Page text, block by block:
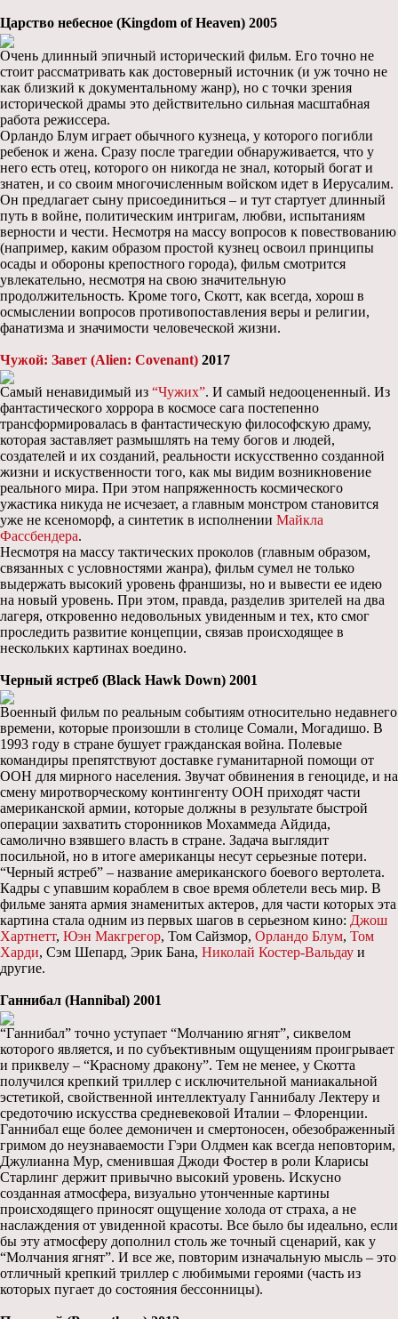
Царство небесное (Kingdom of Heaven) 2005
Очень длинный эпичный исторический фильм. Его точно не
стоит рассматривать как достоверный источник (и уж точно не
как близкий к документальному жанр), но с точки зрения
исторической драмы это действительно сильная масштабная
работа режиссера.
Орландо Блум играет обычного кузнеца, у которого погибли
ребенок и жена. Сразу после трагедии обнаруживается, что у
него есть отец, которого он никогда не знал, который богат и
знатен, и со своим многочисленным войском идет в Иерусалим.
Он предлагает сыну присоединиться – и тут стартует длинный
путь в войне, политическим интригам, любви, испытаниям
верности и чести. Несмотря на массу вопросов к повествованию
(например, каким образом простой кузнец освоил принципы
осады и обороны крепостного города), фильм смотрится
увлекательно, несмотря на свою значительную
продолжительность. Кроме того, Скотт, как всегда, хорош в
осмыслении вопросов противопоставления веры и религии,
фанатизма и значимости человеческой жизни.
Чужой: Завет (Alien: Covenant) 2017
Самый ненавидимый из “Чужих”. И самый недооцененный. Из
фантастического хоррора в космосе сага постепенно
трансформировалась в фантастическую философскую драму,
которая заставляет размышлять на тему богов и людей,
создателей и их созданий, реальности искусственно созданной
жизни и искуственности того, как мы видим возникновение
реального мира. При этом напряженность космического
ужастика никуда не исчезает, а главным монстром становится
уже не ксеноморф, а синтетик в исполнении Майкла
Фассбендера.
Несмотря на массу тактических проколов (главным образом,
связанных с условностями жанра), фильм сумел не только
выдержать высокий уровень франшизы, но и вывести ее идею
на новый уровень. При этом, правда, разделив зрителей на два
лагеря, откровенно недовольных увиденным и тех, кто смог
проследить развитие концепции, связав происходящее в
нескольких картинах воедино.
Черный ястреб (Black Hawk Down) 2001
Военный фильм по реальным событиям относительно недавнего
времени, которые произошли в столице Сомали, Могадишо. В
1993 году в стране бушует гражданская война. Полевые
командиры препятствуют доставке гуманитарной помощи от
ООН для мирного населения. Звучат обвинения в геноциде, и на
смену миротворческому контингенту ООН приходят части
американской армии, которые должны в результате быстрой
операции захватить сторонников Мохаммеда Айдида,
самолично взявшего власть в стране. Задача выглядит
посильной, но в итоге американцы несут серьезные потери.
“Черный ястреб” – название американского боевого вертолета.
Кадры с упавшим кораблем в свое время облетели весь мир. В
фильме занята армия знаменитых актеров, для части которых эта
картина стала одним из первых шагов в серьезном кино: Джош
Хартнетт, Юэн Макгрегор, Том Сайзмор, Орландо Блум, Том
Харди, Сэм Шепард, Эрик Бана, Николай Костер-Вальдау и
другие.
Ганнибал (Hannibal) 2001
“Ганнибал” точно уступает “Молчанию ягнят”, сиквелом
которого является, и по субъективным ощущениям проигрывает
и приквелу – “Красному дракону”. Тем не менее, у Скотта
получился крепкий триллер с исключительной маниакальной
эстетикой, свойственной интеллектуалу Ганнибалу Лектеру и
средоточию искусства средневековой Италии – Флоренции.
Ганнибал еще более демоничен и смертоносен, обезображенный
гримом до неузнаваемости Гэри Олдмен как всегда неповторим,
Джулианна Мур, сменившая Джоди Фостер в роли Кларисы
Старлинг держит привычно высокий уровень. Искусно
созданная атмосфера, визуально утонченные картины
происходящего приносят ощущение холода от страха, а не
наслаждения от увиденной красоты. Все было бы идеально, если
бы эту атмосферу дополнил столь же точный сценарий, как у
“Молчания ягнят”. И все же, повторим изначальную мысль – это
отличный крепкий триллер с любимыми героями (часть из
которых пугает до состояния бессонницы).